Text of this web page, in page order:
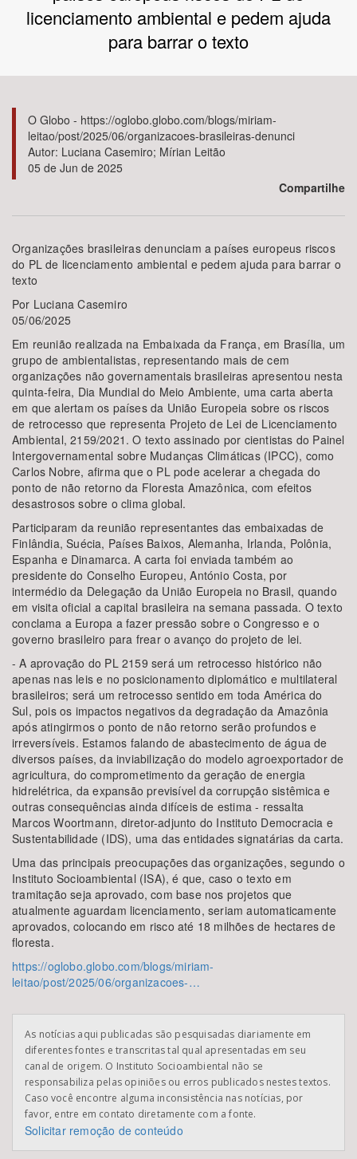
Tema
Subtema
Área de Levantamento
BUSCAR
licenciamento ambiental e pedem ajuda
para barrar o texto
O Globo - https://oglobo.globo.com/blogs/miriam-
leitao/post/2025/06/organizacoes-brasileiras-denunci
Autor: Luciana Casemiro; Mírian Leitão
05 de Jun de 2025
Compartilhe
Organizações brasileiras denunciam a países europeus riscos
do PL de licenciamento ambiental e pedem ajuda para barrar o
texto
Por Luciana Casemiro
05/06/2025
Em reunião realizada na Embaixada da França, em Brasília, um
grupo de ambientalistas, representando mais de cem
organizações não governamentais brasileiras apresentou nesta
quinta-feira, Dia Mundial do Meio Ambiente, uma carta aberta
em que alertam os países da União Europeia sobre os riscos
de retrocesso que representa Projeto de Lei de Licenciamento
Ambiental, 2159/2021. O texto assinado por cientistas do Painel
Intergovernamental sobre Mudanças Climáticas (IPCC), como
Carlos Nobre, afirma que o PL pode acelerar a chegada do
ponto de não retorno da Floresta Amazônica, com efeitos
desastrosos sobre o clima global.
Participaram da reunião representantes das embaixadas de
Finlândia, Suécia, Países Baixos, Alemanha, Irlanda, Polônia,
Espanha e Dinamarca. A carta foi enviada também ao
presidente do Conselho Europeu, António Costa, por
intermédio da Delegação da União Europeia no Brasil, quando
em visita oficial a capital brasileira na semana passada. O texto
conclama a Europa a fazer pressão sobre o Congresso e o
governo brasileiro para frear o avanço do projeto de lei.
- A aprovação do PL 2159 será um retrocesso histórico não
apenas nas leis e no posicionamento diplomático e multilateral
brasileiros; será um retrocesso sentido em toda América do
Sul, pois os impactos negativos da degradação da Amazônia
após atingirmos o ponto de não retorno serão profundos e
irreversíveis. Estamos falando de abastecimento de água de
diversos países, da inviabilização do modelo agroexportador de
agricultura, do comprometimento da geração de energia
hidrelétrica, da expansão previsível da corrupção sistêmica e
outras consequências ainda difíceis de estima - ressalta
Marcos Woortmann, diretor-adjunto do Instituto Democracia e
Sustentabilidade (IDS), uma das entidades signatárias da carta.
Uma das principais preocupações das organizações, segundo o
Instituto Socioambiental (ISA), é que, caso o texto em
tramitação seja aprovado, com base nos projetos que
atualmente aguardam licenciamento, seriam automaticamente
aprovados, colocando em risco até 18 milhões de hectares de
floresta.
https://oglobo.globo.com/blogs/miriam-
leitao/post/2025/06/organizacoes-…
As notícias aqui publicadas são pesquisadas diariamente em
diferentes fontes e transcritas tal qual apresentadas em seu
canal de origem. O Instituto Socioambiental não se
responsabiliza pelas opiniões ou erros publicados nestes textos.
Caso você encontre alguma inconsistência nas notícias, por
favor, entre em contato diretamente com a fonte.
Solicitar remoção de conteúdo